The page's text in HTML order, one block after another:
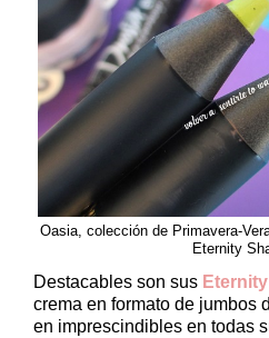
Oasia, colección de Primavera-
Eternity
Destacables son sus
crema en formato de jumbos
en imprescindibles en todas